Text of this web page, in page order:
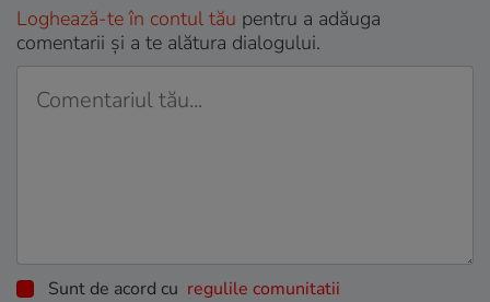
Loghează-te în contul tău pentru a adăuga
comentarii și a te alătura dialogului.
Sunt de acord cu regulile comunitatii